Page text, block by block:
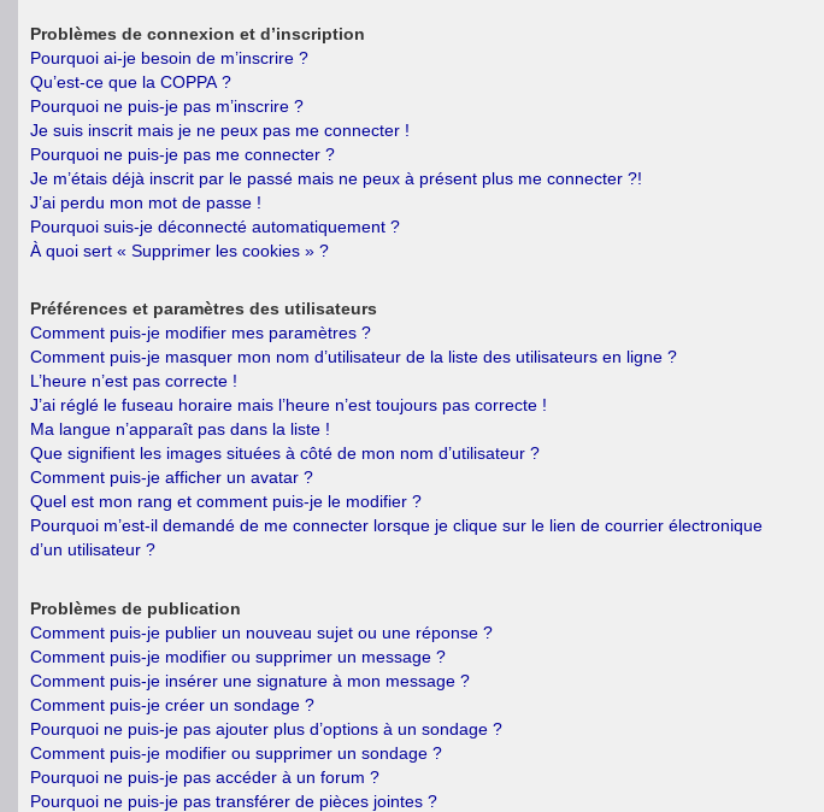
Problèmes de connexion et d’inscription
Pourquoi ai-je besoin de m’inscrire ?
Qu’est-ce que la COPPA ?
Pourquoi ne puis-je pas m’inscrire ?
Je suis inscrit mais je ne peux pas me connecter !
Pourquoi ne puis-je pas me connecter ?
Je m’étais déjà inscrit par le passé mais ne peux à présent plus me connecter ?!
J’ai perdu mon mot de passe !
Pourquoi suis-je déconnecté automatiquement ?
À quoi sert « Supprimer les cookies » ?
Préférences et paramètres des utilisateurs
Comment puis-je modifier mes paramètres ?
Comment puis-je masquer mon nom d’utilisateur de la liste des utilisateurs en ligne ?
L’heure n’est pas correcte !
J’ai réglé le fuseau horaire mais l’heure n’est toujours pas correcte !
Ma langue n’apparaît pas dans la liste !
Que signifient les images situées à côté de mon nom d’utilisateur ?
Comment puis-je afficher un avatar ?
Quel est mon rang et comment puis-je le modifier ?
Pourquoi m’est-il demandé de me connecter lorsque je clique sur le lien de courrier électronique
d’un utilisateur ?
Problèmes de publication
Comment puis-je publier un nouveau sujet ou une réponse ?
Comment puis-je modifier ou supprimer un message ?
Comment puis-je insérer une signature à mon message ?
Comment puis-je créer un sondage ?
Pourquoi ne puis-je pas ajouter plus d’options à un sondage ?
Comment puis-je modifier ou supprimer un sondage ?
Pourquoi ne puis-je pas accéder à un forum ?
Pourquoi ne puis-je pas transférer de pièces jointes ?